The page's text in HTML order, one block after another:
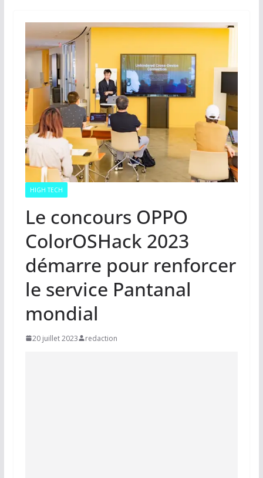
HIGH TECH
Le concours OPPO
ColorOSHack 2023
démarre pour renforcer
le service Pantanal
mondial
20 juillet 2023 redaction